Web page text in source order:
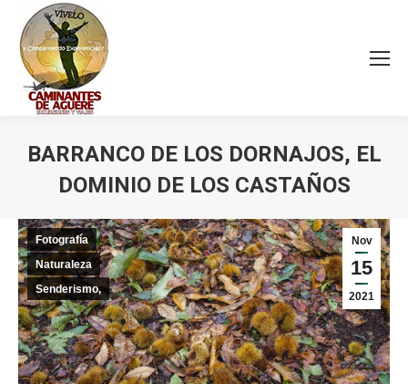
BARRANCO DE LOS DORNAJOS, EL
DOMINIO DE LOS CASTAÑOS
Nov
15
2021
Fotografía
Naturaleza
Senderismo,